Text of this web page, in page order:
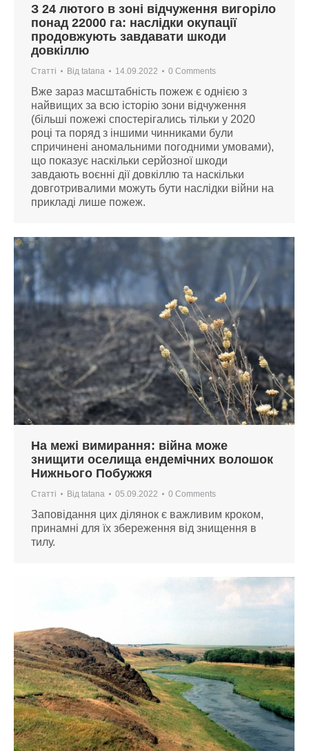
З 24 лютого в зоні відчуження вигоріло
понад 22000 га: наслідки окупації
продовжують завдавати шкоди
довкіллю
Статті Від tatana 14.09.2022 0 Comments
Вже зараз масштабність пожеж є однією з
найвищих за всю історію зони відчуження
(більші пожежі спостерігались тільки у 2020
році та поряд з іншими чинниками були
спричинені аномальними погодними умовами),
що показує наскільки серйозної шкоди
завдають воєнні дії довкіллю та наскільки
довготривалими можуть бути наслідки війни на
прикладі лише пожеж.
На межі вимирання: війна може
знищити оселища ендемічних волошок
Нижнього Побужжя
Статті Від tatana 05.09.2022 0 Comments
Заповідання цих ділянок є важливим кроком,
принамні для їх збереження від знищення в
тилу.